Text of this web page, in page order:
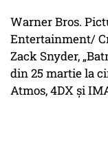
Warner Bros.
Entertainment/
Zack Snyder,
din 25 martie la
Atmos, 4DX şi